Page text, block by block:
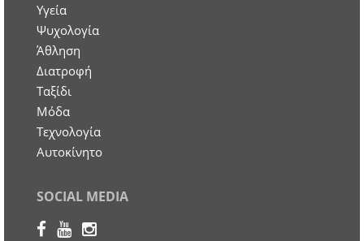
Υγεία
Ψυχολογία
Άθληση
Διατροφή
Ταξίδι
Μόδα
Τεχνολογία
Αυτοκίνητο
SOCIAL MEDIA